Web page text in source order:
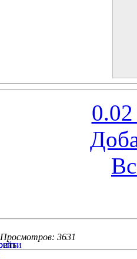
Просмотров: 3631